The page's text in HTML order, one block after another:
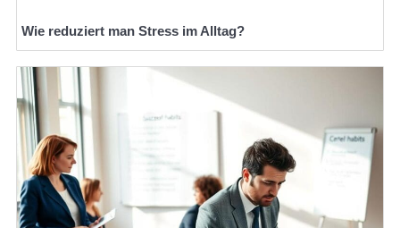
Wie reduziert man Stress im Alltag?